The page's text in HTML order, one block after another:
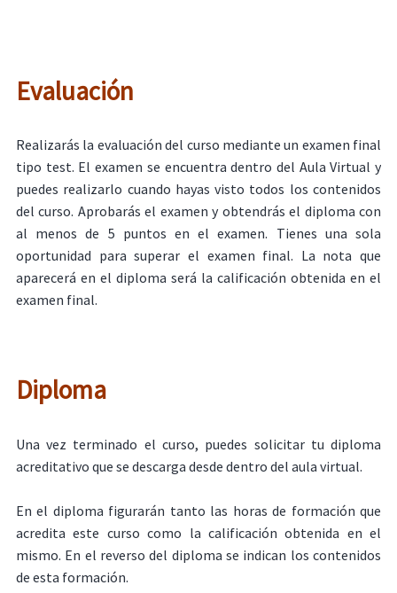
Evaluación
Realizarás la evaluación del curso mediante un examen final
tipo test. El examen se encuentra dentro del Aula Virtual y
puedes realizarlo cuando hayas visto todos los contenidos
del curso. Aprobarás el examen y obtendrás el diploma con
al menos de 5 puntos en el examen. Tienes una sola
oportunidad para superar el examen final. La nota que
aparecerá en el diploma será la calificación obtenida en el
examen final.
Diploma
Una vez terminado el curso, puedes solicitar tu diploma
acreditativo que se descarga desde dentro del aula virtual.
En el diploma figurarán tanto las horas de formación que
acredita este curso como la calificación obtenida en el
mismo. En el reverso del diploma se indican los contenidos
de esta formación.